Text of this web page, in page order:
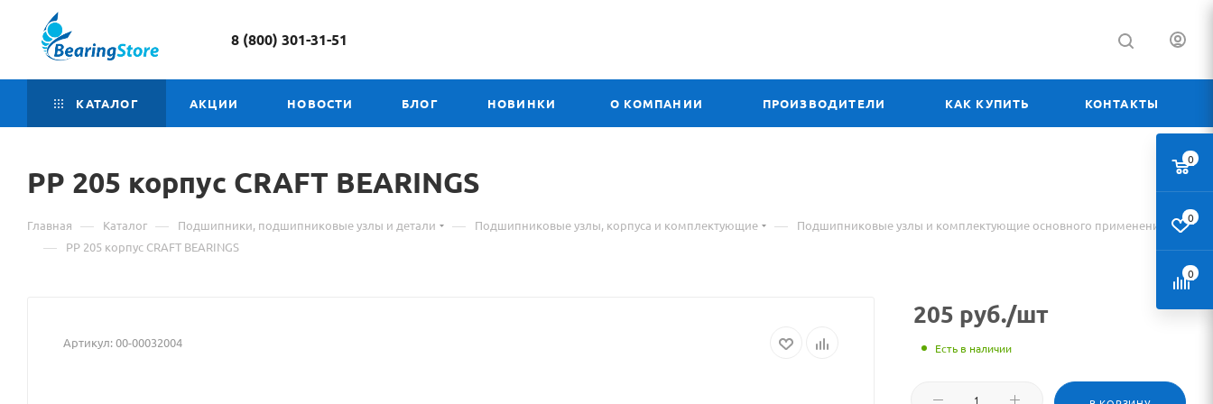
8 (800) 301-31-51
КАТАЛОГ АКЦИИ НОВОСТИ БЛОГ НОВИНКИ О КОМПАНИИ ПРОИЗВОДИТЕЛИ КАК КУПИТЬ КОНТАКТЫ
PP Материал
о
товаре
корпус
205 корпус CRAFT BEARINGS
Главная — Каталог — Подшипники, подшипниковые узлы и детали — Подшипниковые узлы, корпуса и комплектующие — Подшипниковые узлы и комплектующие основного применения
— PP 205 корпус CRAFT BEARINGS
Артикул:00-00032004
205 руб./шт
Есть в наличии
0
0
0